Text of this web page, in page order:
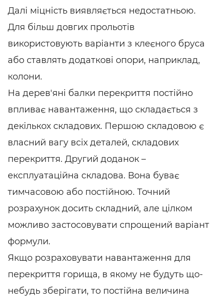
Далі міцність виявляється недостатньою.
Для більш довгих прольотів
використовують варіанти з клеєного бруса
або ставлять додаткові опори, наприклад,
колони.
На дерев'яні балки перекриття постійно
впливає навантаження, що складається з
декількох складових. Першою складовою є
власний вагу всіх деталей, складових
перекриття. Другий доданок –
експлуатаційна складова. Вона буває
тимчасовою або постійною. Точний
розрахунок досить складний, але цілком
можливо застосовувати спрощений варіант
формули.
Якщо розраховувати навантаження для
перекриття горища, в якому не будуть що-
небудь зберігати, то постійна величина